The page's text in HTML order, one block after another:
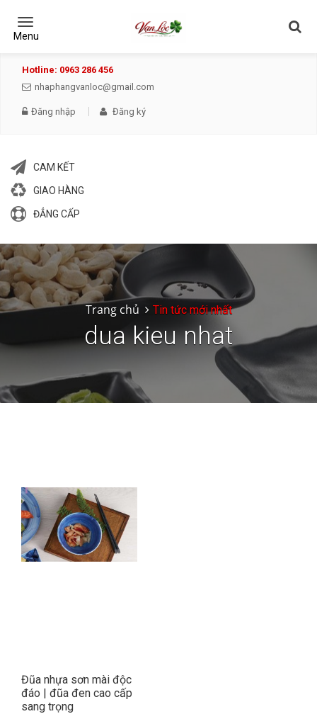
Hotline: 0963 286 456
nhaphangvanloc@gmail.com
Đăng nhập Đăng ký
CAM KẾT
GIAO HÀNG
ĐẲNG CẤP
Toggle
Menu
Trang chủ Tin tức mới nhất
dua kieu nhat
Đũa nhựa sơn mài độc
đáo | đũa đen cao cấp
sang trọng